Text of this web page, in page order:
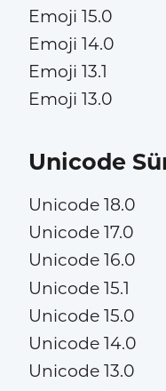
Emoji 15.0
Emoji 14.0
Emoji 13.1
Emoji 13.0
Unicode
Unicode 18.0
Unicode 17.0
Unicode 16.0
Unicode 15.1
Unicode 15.0
Unicode 14.0
Unicode 13.0